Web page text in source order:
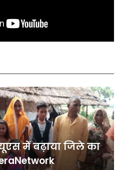
में बढ़ाया जिले का